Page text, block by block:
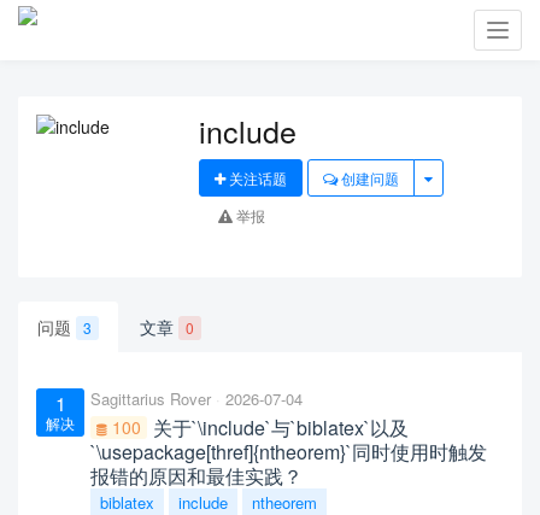
include
关注话题
创建问题
举报
问题 3 文章 0
1
解决
Sagittarius Rover 2026-07-04
100 关于`\include`与`biblatex`以及
`\usepackage[thref]{ntheorem}`同时使用时触发
报错的原因和最佳实践？
biblatex include ntheorem